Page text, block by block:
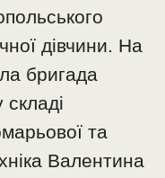
дівчини. На
бригада
складі
та
Валентина